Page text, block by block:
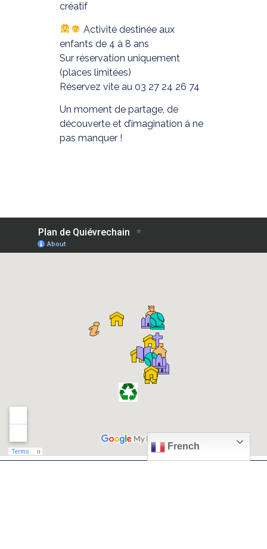
créatif
Activité destinée aux
enfants de 4 à 8 ans
Sur réservation uniquement
(places limitées)
Réservez vite au 03 27 24 26 74
Un moment de partage, de
découverte et d’imagination à ne
pas manquer !
French